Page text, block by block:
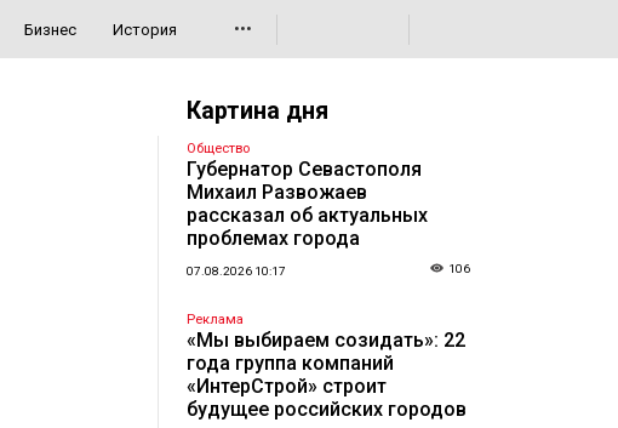
Бизнес История •••
Картина дня
Общество
Губернатор Севастополя
Михаил Развожаев
рассказал об актуальных
проблемах города
07.08.2026 10:17 106
Реклама
«Мы выбираем созидать»: 22
года группа компаний
«ИнтерСтрой» строит
будущее российских городов